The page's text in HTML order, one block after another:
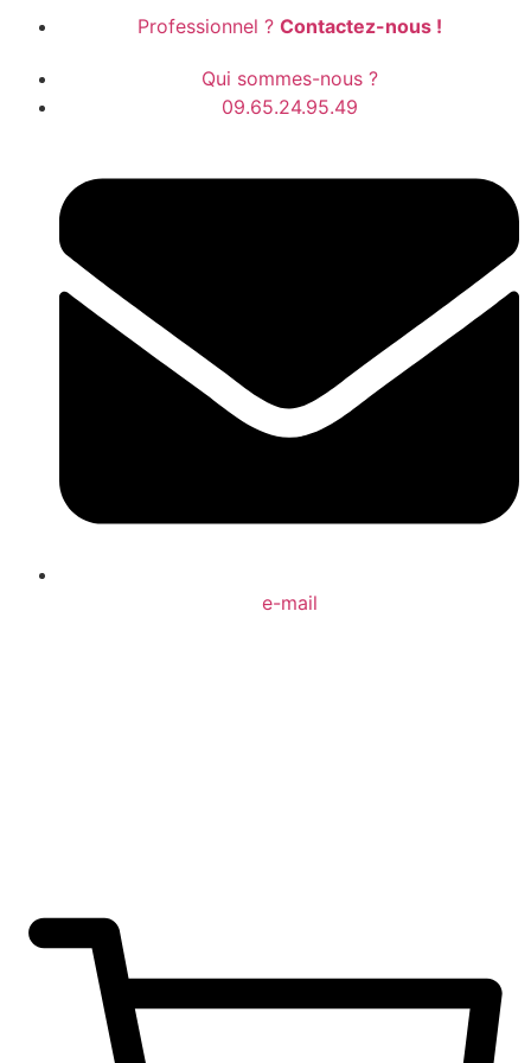
Professionnel ? Contactez-nous !
Qui sommes-nous ?
09.65.24.95.49
e-mail